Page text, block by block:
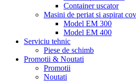
Container uscator
Masini de periat si aspirat
Model EM 300
Model EM 400
Serviciu tehnic
Piese de schimb
Promotii & Noutati
Promotii
Noutati